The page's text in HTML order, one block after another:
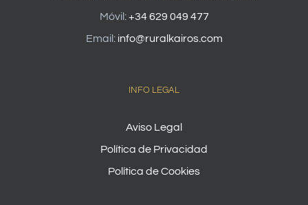
Móvil:+34 629 049 477
Email: info@ruralkairos.com
INFO LEGAL
Aviso Legal
Política de Privacidad
Política de Cookies